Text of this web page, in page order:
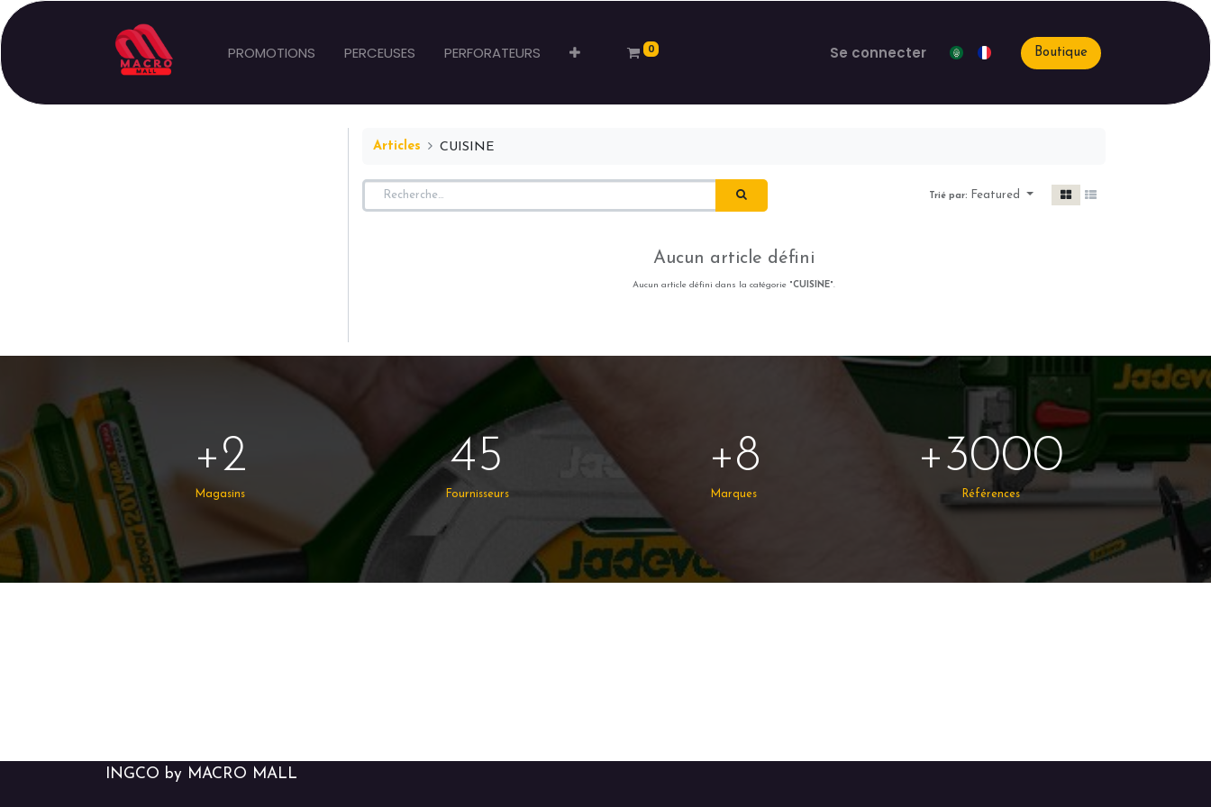
PROMOTIONS PERCEUSES PERFORATEURS 0 Se connecter Boutique
Articles CUISINE
Trié par: Featured
Aucun article défini
Aucun article défini dans la catégorie "CUISINE".
+2
Magasins
45
Fournisseurs
+8
Marques
+3000
Références
INGCO by MACRO MALL